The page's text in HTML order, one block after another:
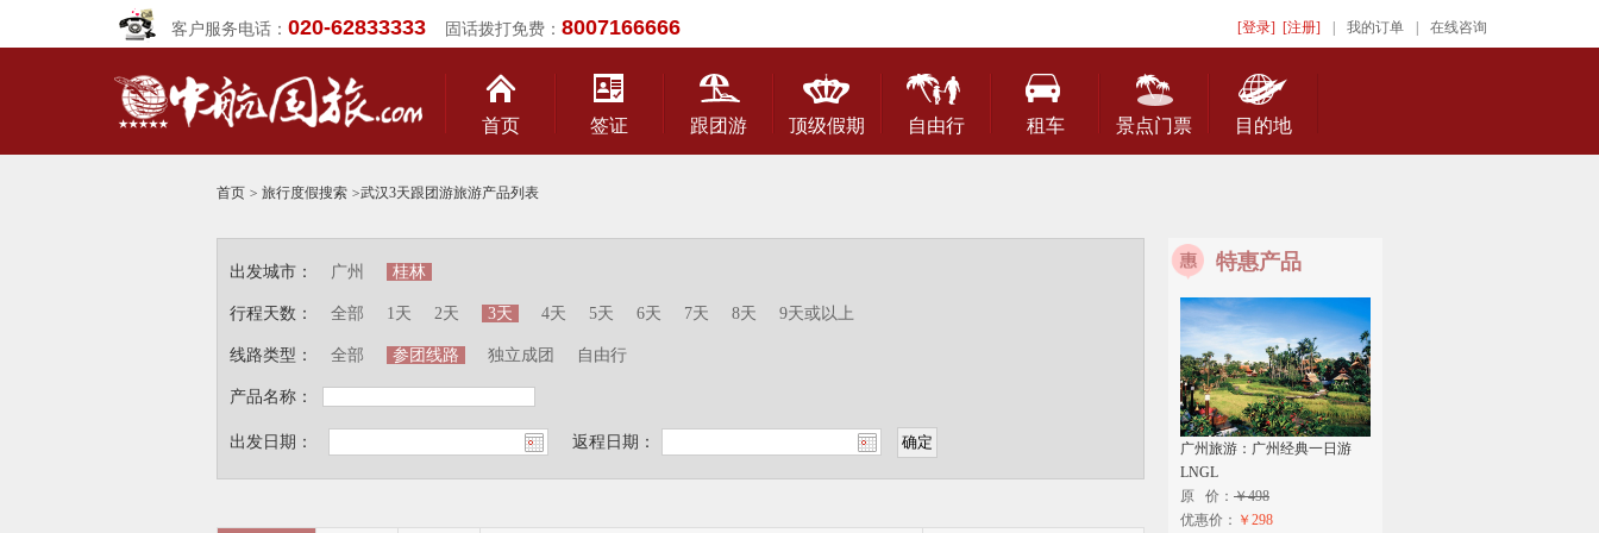
客户服务电话：020-62833333 固话拨打免费：8007166666 [登录] [注册] 我的订单 在线咨询
首页 签证 跟团游 顶级假期 自由行 租车 景点门票 目的地
首页 > 旅行度假搜索 >武汉3天跟团游旅游产品列表
出发城市：
行程天数：
线路类型：
产品名称：
广州 桂林
全部 1天 2天 3天 4天 5天 6天 7天 8天 9天或以上
全部 参团线路 独立成团 自由行
出发日期： 返程日期：
特惠产品
广州旅游：广州经典一日游
LNGL
原 价： ￥498
优惠价： ￥298